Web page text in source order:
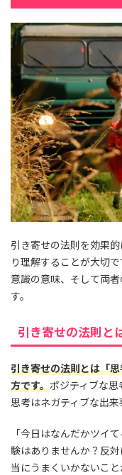
引き寄せの法則を効果
り理解することが大切
意識の意味、そして両
す。
引き寄せの法則と
引き寄せの法則とは「
方です。ポジティブな
思考はネガティブな出来
「今日はなんだかツイ
験はありませんか？反
当にうまくいかないこ